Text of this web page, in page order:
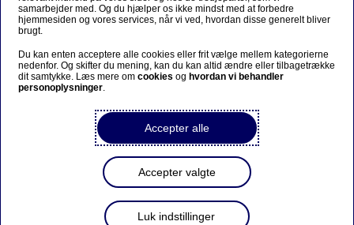
bestyrelsen for Nordea Bank
Abp
Selskabsmeddelelse | 05-09-2018 13:00
I forbindelse med de formelle forberedelser af
flytningen af Nordea koncernens moderselskabs
hovedsæde til Finland har Nordea Bank AB (publ)
som eneaktionær i Nordea Bank Abp i dag truffet
beslutning om tilbagekøb og overdragelse af
Nordea Bank Abp’s egne aktier for at kunne
samarbejder med. Og du hjælper os ikke mindst med at forbedre
hjemmesiden og vores services, når vi ved, hvordan disse generelt bliver
brugt.
Du kan enten acceptere alle cookies eller frit vælge mellem kategorierne
nedenfor. Og skifter du mening, kan du kan altid ændre eller tilbagetrække
dit samtykke. Læs mere omcookies og hvordan vi behandler
personoplysninger.
Accepter alle
Accepter valgte
Luk indstillinger